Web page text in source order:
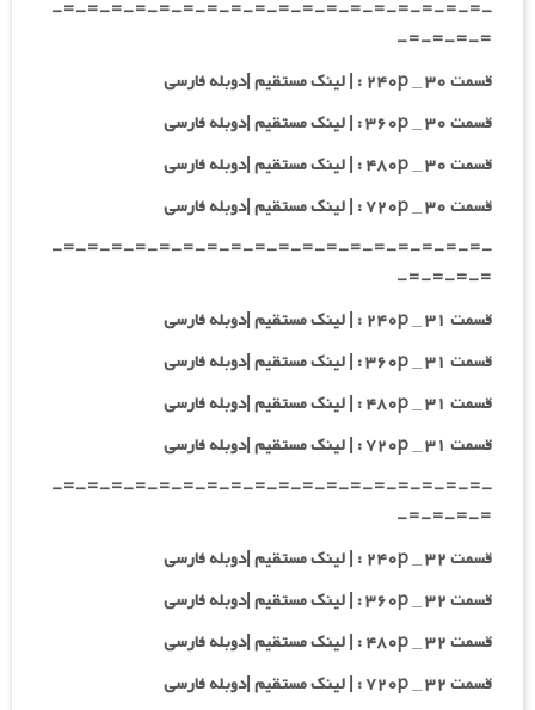
-=-=-=-=-=-=-=-=-=-=-=-=-=-=-=-=-=-=-
=-=-=-=-
قسمت ۳۰ _ ۲۴۰p : | لینک مستقیم |دوبله فارسی
قسمت ۳۰ _ ۳۶۰p : | لینک مستقیم |دوبله فارسی
قسمت ۳۰ _ ۴۸۰p : | لینک مستقیم |دوبله فارسی
قسمت ۳۰ _ ۷۲۰p : | لینک مستقیم |دوبله فارسی
-=-=-=-=-=-=-=-=-=-=-=-=-=-=-=-=-=-=-
=-=-=-=-
قسمت ۳۱ _ ۲۴۰p : | لینک مستقیم |دوبله فارسی
قسمت ۳۱ _ ۳۶۰p : | لینک مستقیم |دوبله فارسی
قسمت ۳۱ _ ۴۸۰p : | لینک مستقیم |دوبله فارسی
قسمت ۳۱ _ ۷۲۰p : | لینک مستقیم |دوبله فارسی
-=-=-=-=-=-=-=-=-=-=-=-=-=-=-=-=-=-=-
=-=-=-=-
قسمت ۳۲ _ ۲۴۰p : | لینک مستقیم |دوبله فارسی
قسمت ۳۲ _ ۳۶۰p : | لینک مستقیم |دوبله فارسی
قسمت ۳۲ _ ۴۸۰p : | لینک مستقیم |دوبله فارسی
قسمت ۳۲ _ ۷۲۰p : | لینک مستقیم |دوبله فارسی